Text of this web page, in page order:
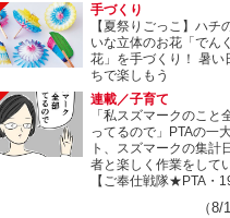
手づくり
【夏祭りごっこ】ハチ
いな立体のお花「でん
花」を手づくり！ 暑い
ちで楽しもう
連載／子育て
「私スズマークのこと
ってるので」PTAの一
ト、スズマークの集計
者と楽しく作業をして
【ご奉仕戦隊★PTA・19
（8/